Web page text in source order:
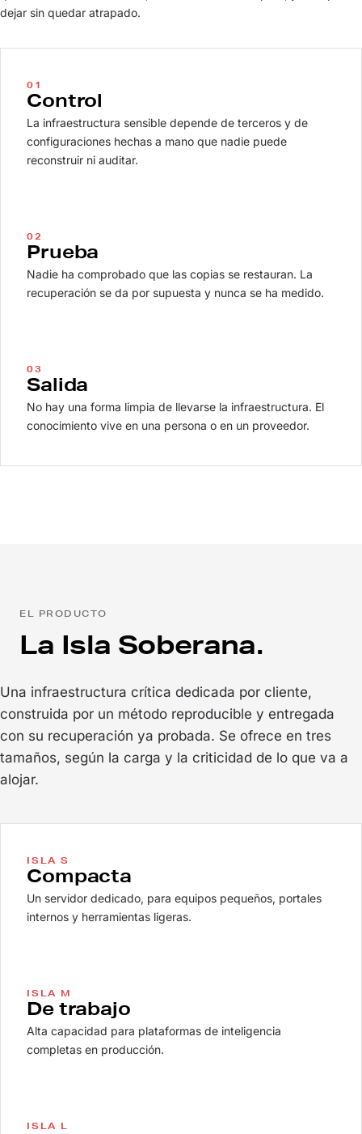
dejar sin quedar atrapado.
01
Control
La infraestructura sensible depende de terceros y de
configuraciones hechas a mano que nadie puede
reconstruir ni auditar.
02
Prueba
Nadie ha comprobado que las copias se restauran. La
recuperación se da por supuesta y nunca se ha medido.
03
Salida
No hay una forma limpia de llevarse la infraestructura. El
conocimiento vive en una persona o en un proveedor.
EL PRODUCTO
La Isla Soberana.
Una infraestructura crítica dedicada por cliente,
construida por un método reproducible y entregada
con su recuperación ya probada. Se ofrece en tres
tamaños, según la carga y la criticidad de lo que va a
alojar.
ISLA S
Compacta
Un servidor dedicado, para equipos pequeños, portales
internos y herramientas ligeras.
ISLA M
De trabajo
Alta capacidad para plataformas de inteligencia
completas en producción.
ISLA L